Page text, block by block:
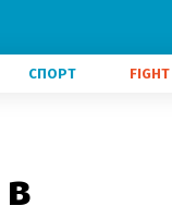
СПОРТ FIGHT